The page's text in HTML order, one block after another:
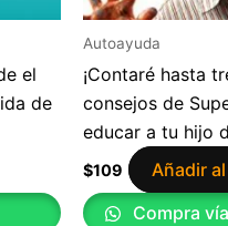
el
de
Autoayuda
¡Contaré hasta
consejos de
educar a tu hijo
$109
Añadir
Compra